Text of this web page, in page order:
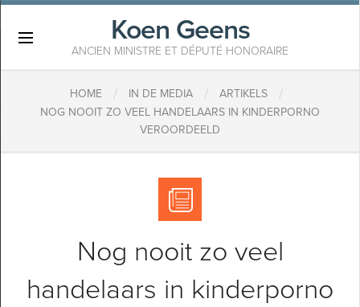
Koen Geens
ANCIEN MINISTRE ET DÉPUTÉ HONORAIRE
HOME / IN DE MEDIA / ARTIKELS /
NOG NOOIT ZO VEEL HANDELAARS IN KINDERPORNO
VEROORDEELD
Nog nooit zo veel
handelaars in kinderporno